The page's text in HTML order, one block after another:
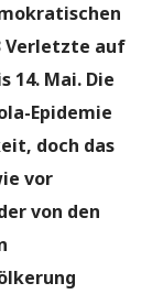
Verletzte auf
14. Mai. Die
Epidemie
doch das
vor
von den